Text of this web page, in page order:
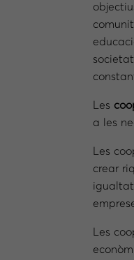
Les
a les
Les
crear
Les